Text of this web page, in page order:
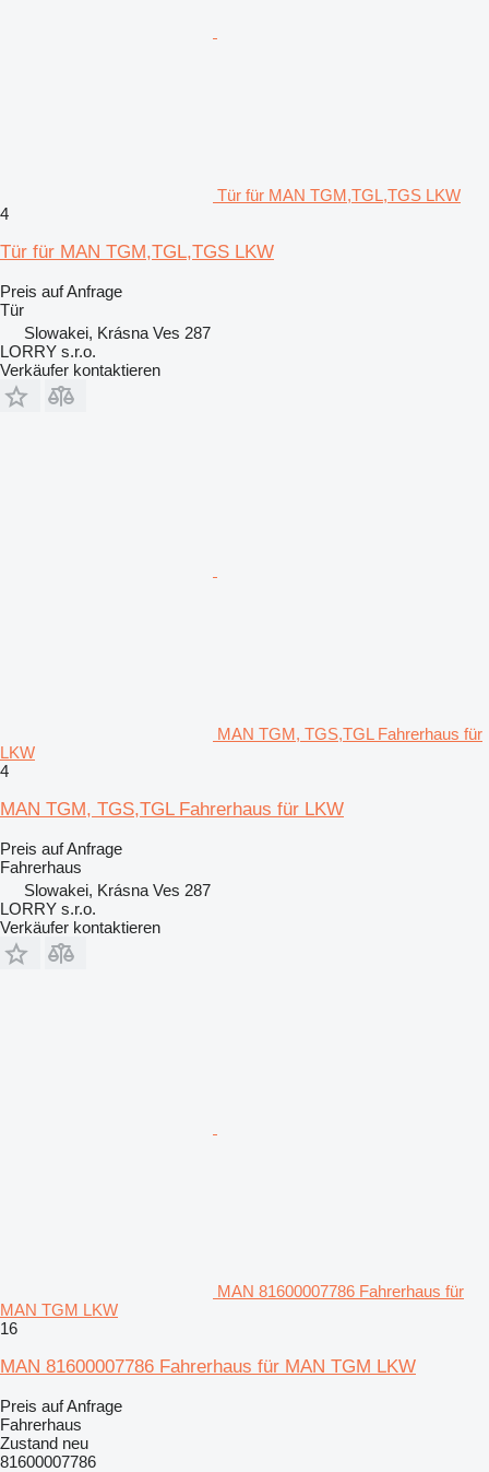
Tür für MAN TGM,TGL,TGS LKW
4
Tür für MAN TGM,TGL,TGS LKW
Preis auf Anfrage
Tür
Slowakei, Krásna Ves 287
LORRY s.r.o.
Verkäufer kontaktieren
MAN TGM, TGS,TGL Fahrerhaus für
LKW
4
MAN TGM, TGS,TGL Fahrerhaus für LKW
Preis auf Anfrage
Fahrerhaus
Slowakei, Krásna Ves 287
LORRY s.r.o.
Verkäufer kontaktieren
MAN 81600007786 Fahrerhaus für
MAN TGM LKW
16
MAN 81600007786 Fahrerhaus für MAN TGM LKW
Preis auf Anfrage
Fahrerhaus
Zustand neu
81600007786